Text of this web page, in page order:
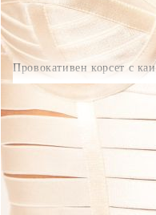
Провокативен корсет с
Ние ще се свържем
C_5199-1
( 8 )